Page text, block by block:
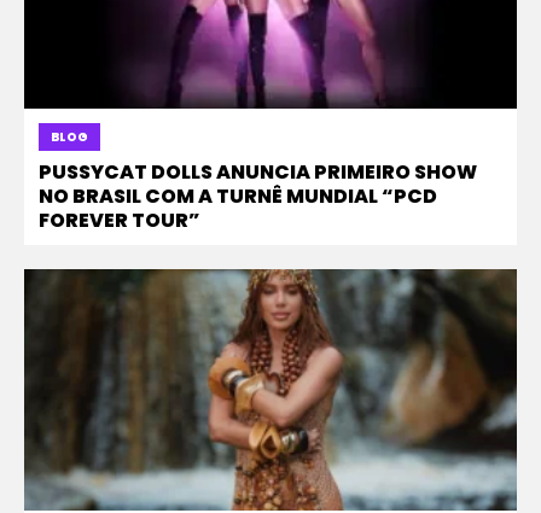
BLOG
PUSSYCAT DOLLS ANUNCIA PRIMEIRO SHOW
NO BRASIL COM A TURNÊ MUNDIAL “PCD
FOREVER TOUR”